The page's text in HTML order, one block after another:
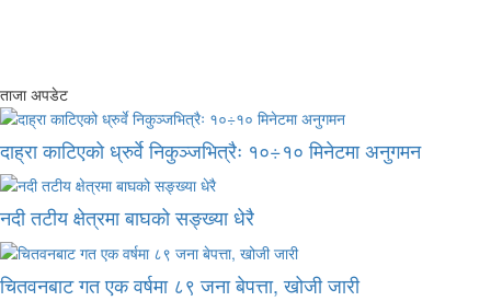
ताजा अपडेट
दाह्रा काटिएको ध्रुर्वे निकुञ्जभित्रैः १०÷१० मिनेटमा अनुगमन
नदी तटीय क्षेत्रमा बाघको सङ्ख्या धेरै
चितवनबाट गत एक वर्षमा ८९ जना बेपत्ता, खोजी जारी